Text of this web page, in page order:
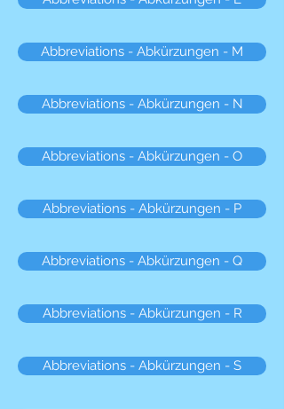
Abbreviations - Abkürzungen - M
Abbreviations - Abkürzungen - N
Abbreviations - Abkürzungen - O
Abbreviations - Abkürzungen - P
Abbreviations - Abkürzungen - Q
Abbreviations - Abkürzungen - R
Abbreviations - Abkürzungen - S